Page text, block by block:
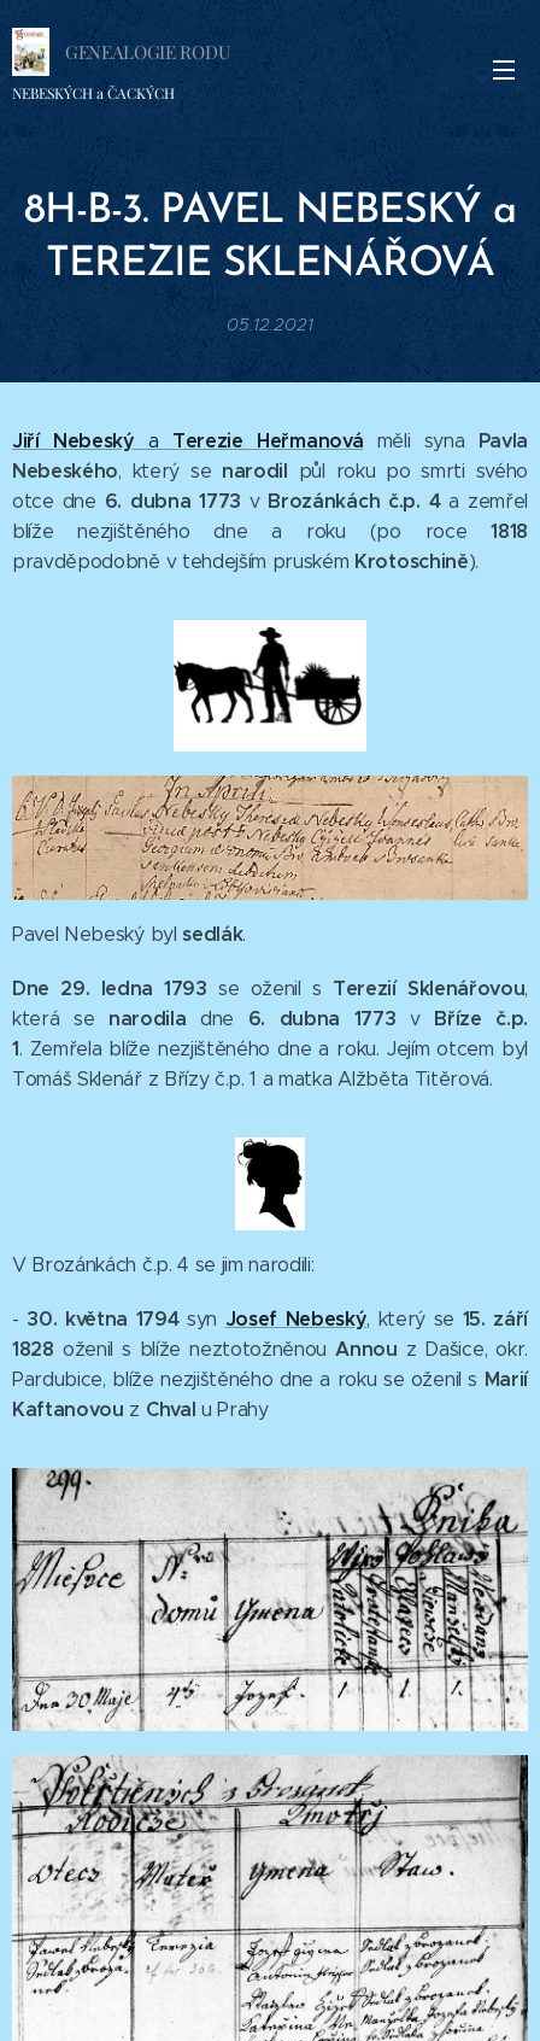
GENEALOGIE RODU
NEBESKÝCH a ČACKÝCH
8H-B-3. PAVEL NEBESKÝ a
TEREZIE SKLENÁŘOVÁ
05.12.2021
Jiří Nebeský a Terezie Heřmanová měli syna Pavla
Nebeského, který se narodil půl roku po smrti svého
otce dne 6. dubna1773 v Brozánkách č.p. 4a zemřel
blíže nezjištěného dne a roku (po roce1818
pravděpodobně v tehdejším pruském Krotoschině).
Pavel Nebeský bylsedlák.
Dne 29. ledna 1793 se oženil s Terezií Sklenářovou,
která se narodila dne 6. dubna 1773 v Bříze č.p.
1. Zemřela blíže nezjištěného dne a roku. Jejím otcem byl
Tomáš Sklenář z Břízy č.p. 1 a matka Alžběta Titěrová.
V Brozánkách č.p. 4 se jim narodili:
- 30. května 1794syn Josef Nebeský, který se 15. září
1828 oženil s blíže neztotožněnou Annou z Dašice, okr.
Pardubice, blíže nezjištěného dne a roku se oženil s Marií
Kaftanovou z Chval u Prahy